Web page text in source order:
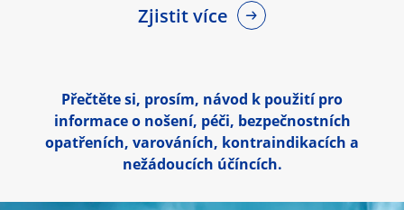
Zjistit více
Přečtěte si, prosím, návod k použití pro
informace o nošení, péči, bezpečnostních
opatřeních, varováních, kontraindikacích a
nežádoucích účíncích.